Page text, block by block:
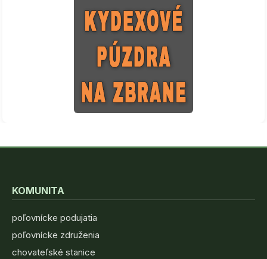
KOMUNITA
poľovnícke podujatia
poľovnícke združenia
chovateľské stanice